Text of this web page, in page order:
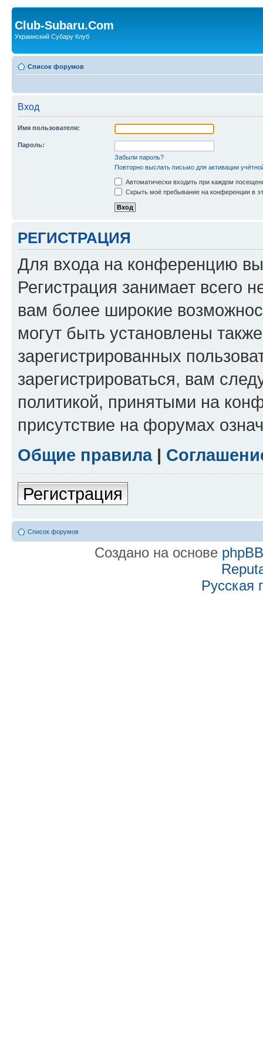
Club-Subaru.Com
Украинский Субару Клуб
Список форумов
Вход
Имя пользователя:
Пароль:
Забыли пароль?
Повторно выслать письмо для активации
Автоматически входить при каждом
Скрыть моё пребывание на конференции в
РЕГИСТРАЦИЯ
Для входа на конференцию
Регистрация занимает всего
вам более широкие
могут быть установлены
зарегистрированных
зарегистрироваться, вам
политикой, принятыми на
присутствие на форумах
Общие правила|
Регистрация
Список форумов
Создано на основе phpBB
Русская